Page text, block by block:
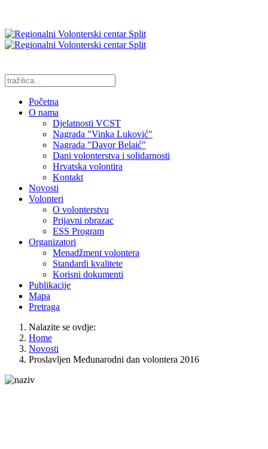
Početna
O nama
Djelatnosti VCST
Nagrada "Vinka Luković"
Nagrada "Davor Belaić"
Dani volonterstva i solidarnosti
Hrvatska volontira
Kontakt
Novosti
Volonteri
O volonterstvu
Prijavni obrazac
ESS Program
Organizatori
Menadžment volontera
Standardi kvalitete
Korisni dokumenti
Publikacije
Mapa
Pretraga
Nalazite se ovdje:
Home
Novosti
Proslavljen Međunarodni dan volontera 2016